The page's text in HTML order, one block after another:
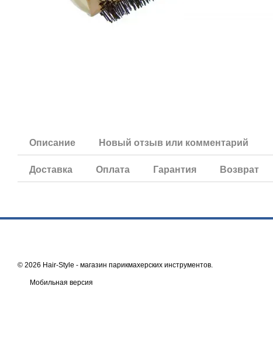
Описание Новый отзыв или комментарий
Доставка Оплата Гарантия Возврат
© 2026 Hair-Style - магазин парикмахерских инструментов.
Мобильная версия